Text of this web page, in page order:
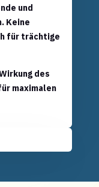
und
Keine
für trächtige
des
maximalen